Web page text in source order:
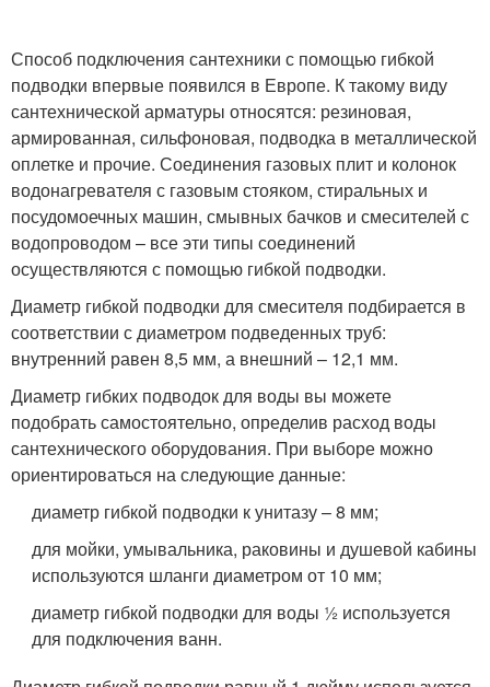
Способ подключения сантехники с помощью гибкой
подводки впервые появился в Европе. К такому виду
сантехнической арматуры относятся: резиновая,
армированная, сильфоновая, подводка в металлической
оплетке и прочие. Соединения газовых плит и колонок
водонагревателя с газовым стояком, стиральных и
посудомоечных машин, смывных бачков и смесителей с
водопроводом – все эти типы соединений
осуществляются с помощью гибкой подводки.
Диаметр гибкой подводки для смесителя подбирается в
соответствии с диаметром подведенных труб:
внутренний равен 8,5 мм, а внешний – 12,1 мм.
Диаметр гибких подводок для воды вы можете
подобрать самостоятельно, определив расход воды
сантехнического оборудования. При выборе можно
ориентироваться на следующие данные:
диаметр гибкой подводки к унитазу – 8 мм;
для мойки, умывальника, раковины и душевой кабины
используются шланги диаметром от 10 мм;
диаметр гибкой подводки для воды 1⁄2 используется
для подключения ванн.